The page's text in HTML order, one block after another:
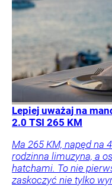
Lepiej uważaj na
2.0 TSI 265 KM
Ma 265 KM, napęd na
rodzinna limuzyna, a
hatchami. To nie
zaskoczyć nie tylko